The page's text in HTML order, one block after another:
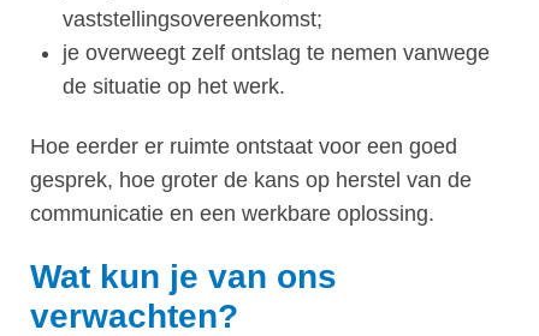
vaststellingsovereenkomst;
je overweegt zelf ontslag te nemen vanwege
de situatie op het werk.
Hoe eerder er ruimte ontstaat voor een goed
gesprek, hoe groter de kans op herstel van de
communicatie en een werkbare oplossing.
Wat kun je van ons
verwachten?